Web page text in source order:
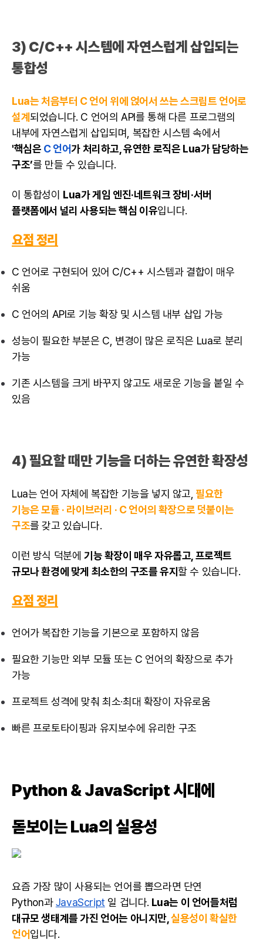
3) C/C++ 시스템에 자연스럽게 삽입되는
통합성
Lua는 처음부터 C 언어 위에 얹어서 쓰는 스크립트 언어로
설계되었습니다. C 언어의 API를 통해 다른 프로그램의
내부에 자연스럽게 삽입되며, 복잡한 시스템 속에서
'핵심은 C 언어가 처리하고, 유연한 로직은 Lua가 담당하는
구조’를 만들 수 있습니다.
이 통합성이 Lua가 게임 엔진·네트워크 장비·서버
플랫폼에서 널리 사용되는 핵심 이유입니다.
요점 정리
C 언어로 구현되어 있어 C/C++ 시스템과 결합이 매우
쉬움
C 언어의 API로 기능 확장 및 시스템 내부 삽입 가능
성능이 필요한 부분은 C, 변경이 많은 로직은 Lua로 분리
가능
기존 시스템을 크게 바꾸지 않고도 새로운 기능을 붙일 수
있음
4) 필요할 때만 기능을 더하는 유연한 확장성
Lua는 언어 자체에 복잡한 기능을 넣지 않고, 필요한
기능은 모듈 · 라이브러리 · C 언어의 확장으로 덧붙이는
구조를 갖고 있습니다.
이런 방식 덕분에 기능 확장이 매우 자유롭고, 프로젝트
규모나 환경에 맞게 최소한의 구조를 유지할 수 있습니다.
요점 정리
언어가 복잡한 기능을 기본으로 포함하지 않음
필요한 기능만 외부 모듈 또는 C 언어의 확장으로 추가
가능
프로젝트 성격에 맞춰 최소·최대 확장이 자유로움
빠른 프로토타이핑과 유지보수에 유리한 구조
Python & JavaScript시대에
돋보이는 Lua의 실용성
요즘 가장 많이 사용되는 언어를 뽑으라면 단연
Python과JavaScript 일 겁니다. Lua는 이 언어들처럼
대규모 생태계를 가진 언어는 아니지만,실용성이 확실한
언어입니다.